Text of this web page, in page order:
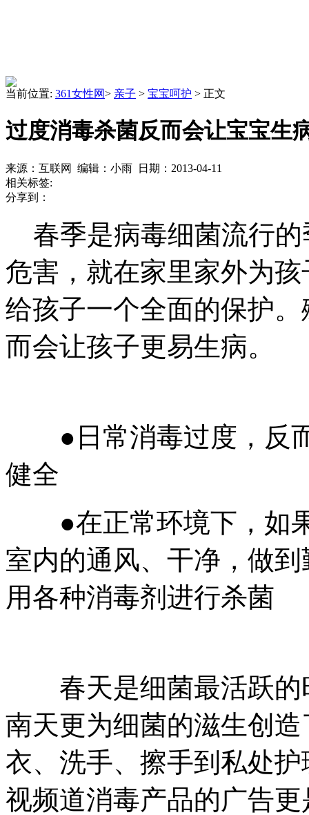
当前位置: 361女性网> 亲子 > 宝宝呵护 > 正文
过度消毒杀菌反而会让宝宝生
来源：互联网 编辑：小雨 日期：2013-04-11
相关标签:
分享到：
春季是病毒细菌流行的
危害，就在家里家外为
给孩子一个全面的保护
而会让孩子更易生病。
●日常消毒过度，反而
健全
●在正常环境下，如果
室内的通风、干净，做
用各种消毒剂进行杀菌
春天是细菌最活跃的
南天更为细菌的滋生创
衣、洗手、擦手到私处
视频道消毒产品的广告